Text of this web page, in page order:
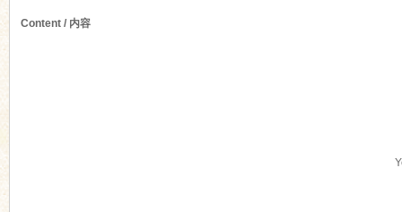
Content / 内容